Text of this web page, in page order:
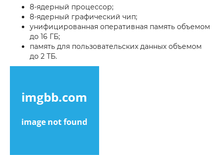
8-ядерный процессор;
8-ядерный графический чип;
унифицированная оперативная память объемом
до 16 ГБ;
память для пользовательских данных объемом
до 2 ТБ.